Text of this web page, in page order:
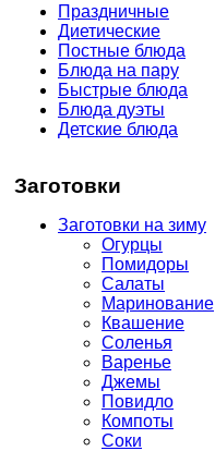
Праздничные
Диетические
Постные блюда
Блюда на пару
Быстрые блюда
Блюда дуэты
Детские блюда
Заготовки
Заготовки на зиму
Огурцы
Помидоры
Салаты
Маринование
Квашение
Соленья
Варенье
Джемы
Повидло
Компоты
Соки